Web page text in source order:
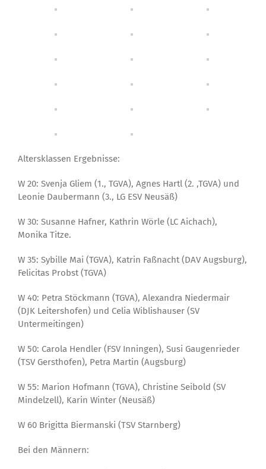
Altersklassen Ergebnisse:
W 20: Svenja Gliem (1., TGVA), Agnes Hartl (2. ,TGVA) und
Leonie Daubermann (3., LG ESV Neusäß)
W 30: Susanne Hafner, Kathrin Wörle (LC Aichach),
Monika Titze.
W 35: Sybille Mai (TGVA), Katrin Faßnacht (DAV Augsburg),
Felicitas Probst (TGVA)
W 40: Petra Stöckmann (TGVA), Alexandra Niedermair
(DJK Leitershofen) und Celia Wiblishauser (SV
Untermeitingen)
W 50: Carola Hendler (FSV Inningen), Susi Gaugenrieder
(TSV Gersthofen), Petra Martin (Augsburg)
W 55: Marion Hofmann (TGVA), Christine Seibold (SV
Mindelzell), Karin Winter (Neusäß)
W 60 Brigitta Biermanski (TSV Starnberg)
Bei den Männern: